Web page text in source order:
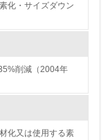
化・サイズダウン
削減（2004年
化又は使用する素